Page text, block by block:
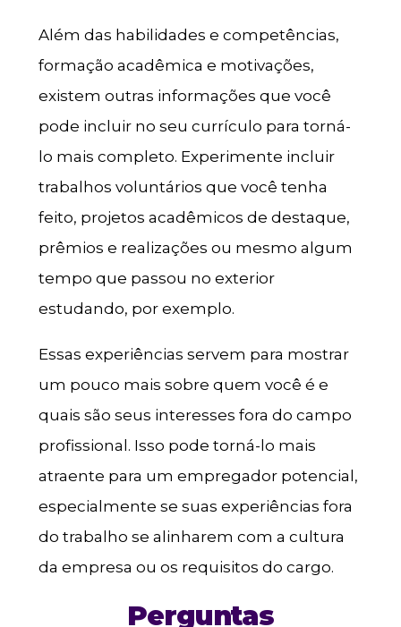
Além das habilidades e competências,
formação acadêmica e motivações,
existem outras informações que você
pode incluir no seu currículo para torná-
lo mais completo. Experimente incluir
trabalhos voluntários que você tenha
feito, projetos acadêmicos de destaque,
prêmios e realizações ou mesmo algum
tempo que passou no exterior
estudando, por exemplo.
Essas experiências servem para mostrar
um pouco mais sobre quem você é e
quais são seus interesses fora do campo
profissional. Isso pode torná-lo mais
atraente para um empregador potencial,
especialmente se suas experiências fora
do trabalho se alinharem com a cultura
da empresa ou os requisitos do cargo.
Perguntas